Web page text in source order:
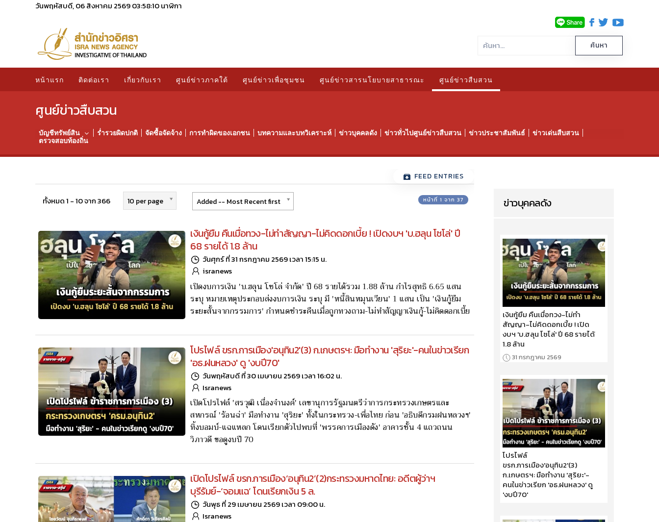
วันพฤหัสบดี, 06 สิงหาคม 256903:58:11นาฬิกา
หน้าแรก ติดต่อเรา เกี่ยวกับเรา ศูนย์ข่าวภาคใต้ ศูนย์ข่าวเพื่อชุมชน ศูนย์ข่าวสารนโยบายสาธารณะ ศูนย์ข่าวสืบสวน
ศูนย์ข่าวสืบสวน
บัญชีทรัพย์สิน ร่ำรวยผิดปกติ จัดซื้อจัดจ้าง การทำผิดของเอกชน บทความและบทวิเคราะห์ ข่าวบุคคลดัง ข่าวทั่วไปศูนย์ข่าวสืบสวน ข่าวประชาสัมพันธ์
ข่าวเด่นสืบสวน
ตรวจสอบท้องถิ่น
FEED ENTRIES
ทั้งหมด 1 - 10 จาก 366 10 per page Added -- Most Recent first หน้าที่ 1 จาก 37
เงินกู้ยืม คืนเมื่อทวง-ไม่ทำสัญญา-ไม่คิดดอกเบี้ย ! เปิดงบฯ 'บ.ฮลุน โซโล่' ปี
68 รายได้ 1.8 ล้าน
วันศุกร์ ที่ 31 กรกฎาคม 2569 เวลา 15:15 น.
isranews
เปิดงบการเงิน 'บ.ฮลุน โซโล่ จำกัด' ปี 68 รายได้รวม 1.88 ล้าน กำไรสุทธิ 6.65 แสน
ระบุ หมายเหตุประกอบส่งงบการเงิน ระบุ มี 'หนี้สินหมุนเวียน' 1 แสน เป็น 'เงินกู้ยืม
ระยะสั้นจากกรรมการ' กำหนดชำระคืนเมื่อถูกทวงถาม-ไม่ทำสัญญาเงินกู้-ไม่คิดดอกเบี้ย
โปรไฟล์ ขรก.การเมือง'อนุทิน2'(3) ก.เกษตรฯ: มือทำงาน 'สุริยะ'-คนในข่าวเรียก
'อธ.ฝนหลวง' ดู 'งบปี70'
วันพฤหัสบดี ที่ 30 เมษายน 2569 เวลา 16:02 น.
Isranews
เปิดโปรไฟล์ 'สรวุฒิ เนื่องจำนงค์' เลขานุการรัฐมนตรีว่าการกระทรวงเกษตรและ
สหกรณ์ 'ร้อนฉ่า' มือทำงาน 'สุริยะ' ทั้งในกระทรวง-เพื่อไทย ก่อน 'อธิบดีกรมฝนหลวงฯ'
ทิ้งบอมบ์-แฉแหลก โดนเรียกตัวไปพบที่ 'พรรคการเมืองดัง' อาคารชั้น 4 แถวถนน
วิภาวดี ขอดูงบปี 70
เปิดโปรไฟล์ ขรก.การเมือง‘อนุทิน2’(2)กระทรวงมหาดไทย: อดีตผู้ว่าฯ
บุรีรัมย์-‘จอมแฉ’ โดนเรียกเงิน 5 ล.
วันพุธ ที่ 29 เมษายน 2569 เวลา 09:00 น.
Isranews
ข่าวบุคคลดัง
เงินกู้ยืม คืนเมื่อทวง-ไม่ทำ
สัญญา-ไม่คิดดอกเบี้ย ! เปิด
งบฯ 'บ.ฮลุน โซโล่' ปี 68 รายได้
1.8 ล้าน
31 กรกฎาคม 2569
โปรไฟล์
ขรก.การเมือง'อนุทิน2'(3)
ก.เกษตรฯ: มือทำงาน 'สุริยะ'-
คนในข่าวเรียก 'อธ.ฝนหลวง' ดู
'งบปี70'